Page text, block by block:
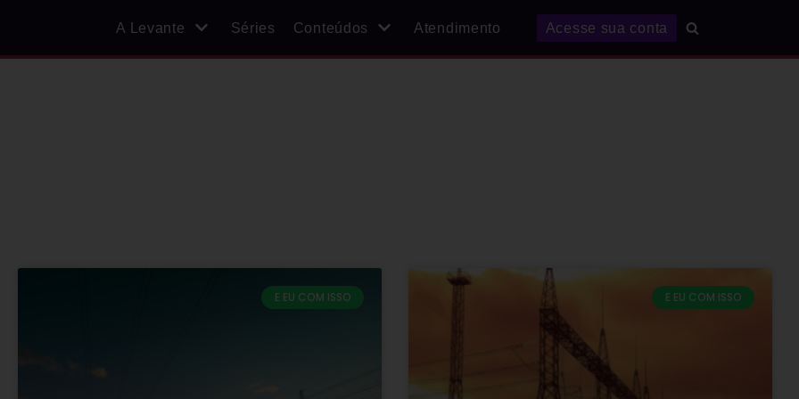
A Levante Séries Conteúdos Atendimento Acesse sua conta
E EU COM ISSO E EU COM ISSO